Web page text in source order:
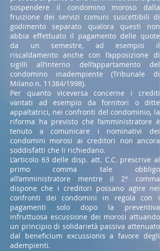
sospendere il condomino moroso dalla
fruizione dei servizi comuni suscettibili di
godimento separato qualora questi non
abbia effettuato il pagamento delle quote
da un semestre, ad esempio il
riscaldamento anche con l’apposizione di
sigilli all’interno dell’appartamento del
condomino inadempiente (Tribunale di
Milano n. 11384/1998).
Per quanto viceversa concerne i crediti
vantati ad esempio da fornitori o ditte
appaltatrici, nei confronti del condominio, la
riforma ha previsto che l’amministratore è
tenuto a comunicare i nominativi dei
condomini morosi ai creditori non ancora
soddisfatti che li richiedano.
L’articolo 63 delle disp. att. C.C. prescrive al
primo comma tale obbligo
all’amministratore mentre il 2° comma
dispone che i creditori possano agire nei
confronti dei condomini in regola con i
pagamenti solo dopo la preventiva
infruttuosa escussione dei morosi attuando
un principio di solidarietà passiva attenuato
dal beneficium excussionis a favore degli
adempienti.